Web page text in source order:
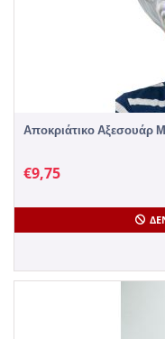
Αποκριάτικο Αξεσουάρ
€9,75